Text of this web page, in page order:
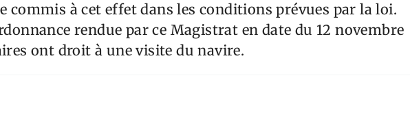
commis à cet effet dans les conditions prévues par la loi.
rendue par ce Magistrat en date du 12 novembre
ont droit à une visite du navire.